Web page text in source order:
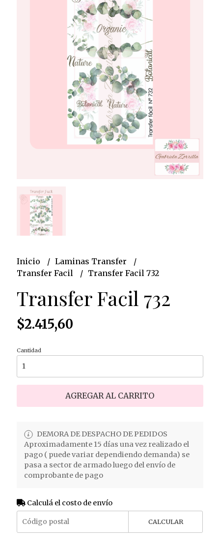
Inicio
Laminas Transfer
Transfer Facil
Transfer Facil 732
Transfer Facil 732
$2.415,60
Cantidad
AGREGAR AL CARRITO
DEMORA DE DESPACHO DE PEDIDOS
Aproximadamente 15 días una vez realizado el
pago ( puede variar dependiendo demanda) se
pasa a sector de armado luego del envío de
comprobante de pago
Calculá el costo de envío
CALCULAR